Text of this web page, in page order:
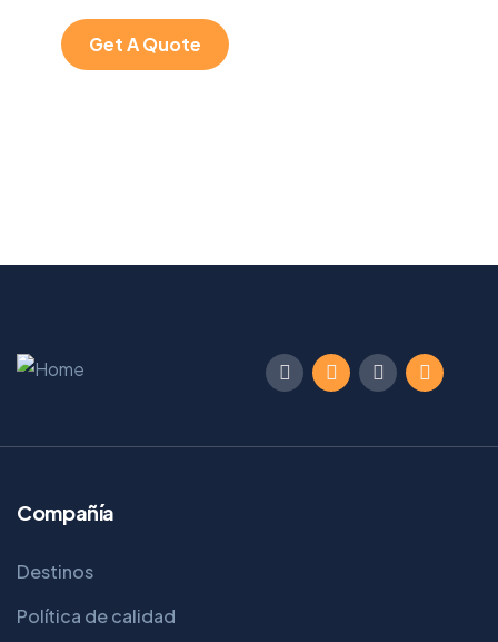
Get A Quote
Compañía
Destinos
Política de calidad